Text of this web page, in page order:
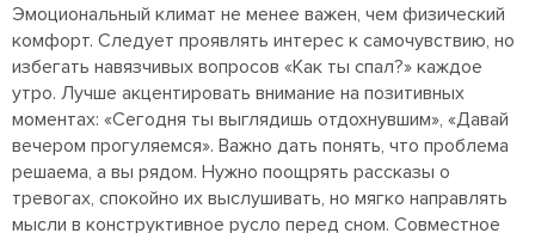
Эмоциональный климат не менее важен, чем физический
комфорт. Следует проявлять интерес к самочувствию, но
избегать навязчивых вопросов «Как ты спал?» каждое
утро. Лучше акцентировать внимание на позитивных
моментах: «Сегодня ты выглядишь отдохнувшим», «Давай
вечером прогуляемся». Важно дать понять, что проблема
решаема, а вы рядом. Нужно поощрять рассказы о
тревогах, спокойно их выслушивать, но мягко направлять
мысли в конструктивное русло перед сном. Совместное